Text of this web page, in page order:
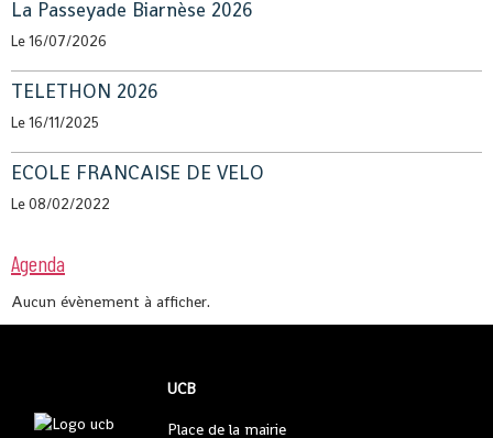
La Passeyade Biarnèse 2026
Le 16/07/2026
TELETHON 2026
Le 16/11/2025
ECOLE FRANCAISE DE VELO
Le 08/02/2022
Agenda
Aucun évènement à afficher.
UCB
Place de la mairie